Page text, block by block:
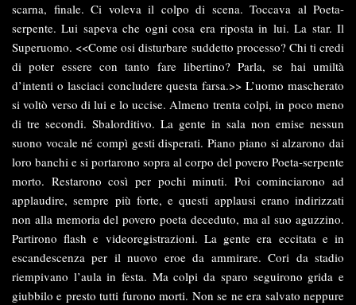
scarna, finale. Ci voleva il colpo di scena. Toccava al Poeta-
serpente. Lui sapeva che ogni cosa era riposta in lui. La star. Il
Superuomo. <<Come osi disturbare suddetto processo? Chi ti credi
di poter essere con tanto fare libertino? Parla, se hai umiltà
d’intenti o lasciaci concludere questa farsa.>> L’uomo mascherato
si voltò verso di lui e lo uccise. Almeno trenta colpi, in poco meno
di tre secondi. Sbalorditivo. La gente in sala non emise nessun
suono vocale né compì gesti disperati. Piano piano si alzarono dai
loro banchi e si portarono sopra al corpo del povero Poeta-serpente
morto. Restarono così per pochi minuti. Poi cominciarono ad
applaudire, sempre più forte, e questi applausi erano indirizzati
non alla memoria del povero poeta deceduto, ma al suo aguzzino.
Partirono flash e videoregistrazioni. La gente era eccitata e in
escandescenza per il nuovo eroe da ammirare. Cori da stadio
riempivano l’aula in festa. Ma colpi da sparo seguirono grida e
giubbilo e presto tutti furono morti. Non se ne era salvato neppure